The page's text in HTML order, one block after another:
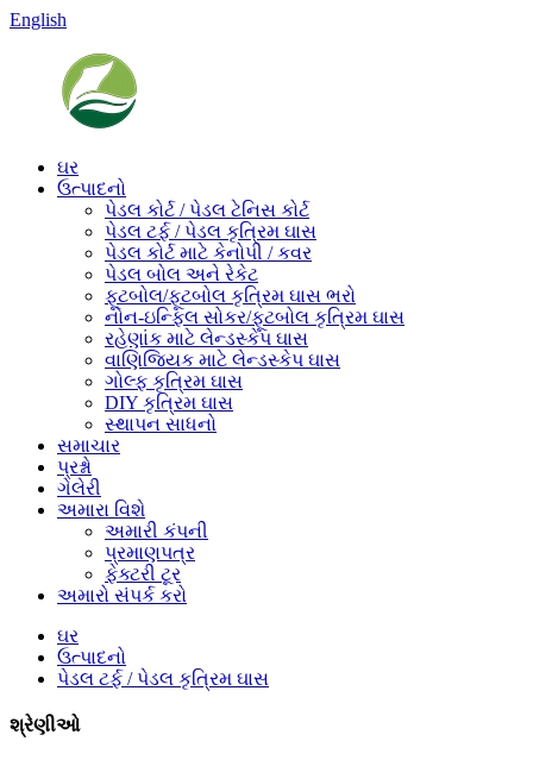
English
ઘર
ઉત્પાદનો
પેડલ કોર્ટ / પેડલ ટેનિસ કોર્ટ
પેડલ ટર્ફ / પેડલ કૃત્રિમ ઘાસ
પેડલ કોર્ટ માટે કેનોપી / કવર
પેડલ બોલ અને રેકેટ
ફૂટબોલ/ફૂટબોલ કૃત્રિમ ઘાસ ભરો
નોન-ઇન્ફિલ સોકર/ફૂટબોલ કૃત્રિમ ઘાસ
રહેણાંક માટે લેન્ડસ્કેપ ઘાસ
વાણિજ્યિક માટે લેન્ડસ્કેપ ઘાસ
ગોલ્ફ કૃત્રિમ ઘાસ
DIY કૃત્રિમ ઘાસ
સ્થાપન સાધનો
સમાચાર
પ્રશ્નો
ગેલેરી
અમારા વિશે
અમારી કંપની
પ્રમાણપત્ર
ફેક્ટરી ટૂર
અમારો સંપર્ક કરો
ઘર
ઉત્પાદનો
પેડલ ટર્ફ / પેડલ કૃત્રિમ ઘાસ
શ્રેણીઓ